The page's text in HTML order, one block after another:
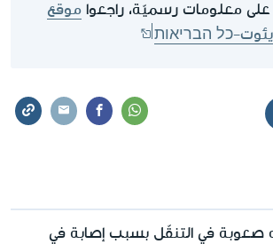
معلومات رسميّة، راجعوا موقع
כל הבריאות
صعوبة في التنقّل بسبب إصابة في